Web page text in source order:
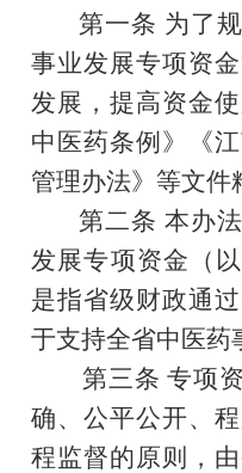
第一条 为了
事业发展专项资
发展，提高资金
中医药条例》
《
管理办法》等文件
第二条 本办
发展专项资金（
是指省级财政通
于支持全省中医药
第三条 专项
确、公平公开、
程监督的原则，